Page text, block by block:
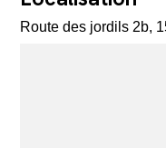
Route des jordils 2b,